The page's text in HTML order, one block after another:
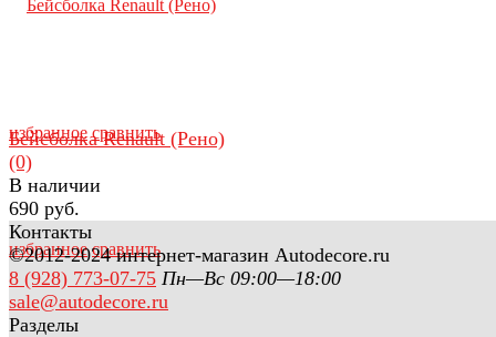
избранное сравнить
избранное сравнить
Бейсболка Renault (Рено)
(0)
В наличии
690 руб.
Контакты
©2012-2024 интернет-магазин Autodecore.ru
8 (928) 773-07-75 Пн—Вс 09:00—18:00
sale@autodecore.ru
Разделы